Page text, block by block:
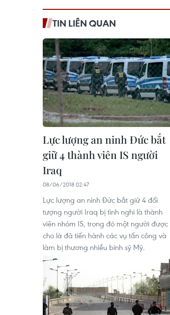
TIN LIÊN QUAN
Lực lượng an ninh Đức bắt
giữ 4 thành viên IS người
Iraq
08/06/2018 02:47
Lực lượng an ninh Đức bắt giữ 4 đối
tượng người Iraq bị tình nghi là thành
viên nhóm IS, trong đó một người được
cho là đã tiến hành các vụ tấn công và
làm bị thương nhiều binh sỹ Mỹ.